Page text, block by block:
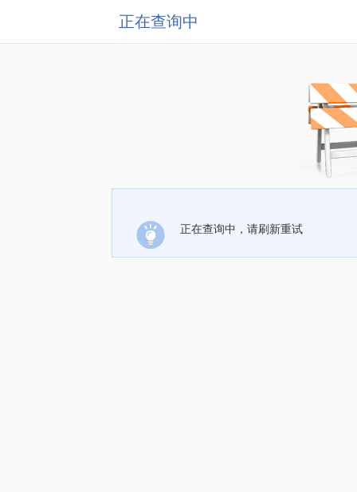
正在查询中
正在查询中，请刷新重试